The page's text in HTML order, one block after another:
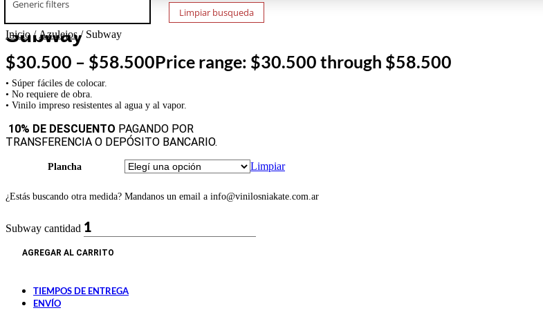
Generic filters
Limpiar busqueda
Inicio/ Azulejos/ Subway
Subway
$30.500 – $58.500Price range: $30.500 through $58.500
• Súper fáciles de colocar.
• No requiere de obra.
• Vinilo impreso resistentes al agua y al vapor.
10% DE DESCUENTO PAGANDO POR
TRANSFERENCIA O DEPÓSITO BANCARIO.
Plancha Limpiar
¿Estás buscando otra medida? Mandanos un email a info@vinilosniakate.com.ar
Subway cantidad
AGREGAR AL CARRITO
TIEMPOS DE ENTREGA
ENVÍO